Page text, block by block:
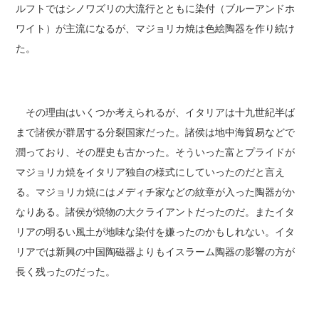
ルフトではシノワズリの大流行とともに染付（ブルーアンドホ
ワイト）が主流になるが、マジョリカ焼は色絵陶器を作り続け
た。
その理由はいくつか考えられるが、イタリアは十九世紀半ば
まで諸侯が群居する分裂国家だった。諸侯は地中海貿易などで
潤っており、その歴史も古かった。そういった富とプライドが
マジョリカ焼をイタリア独自の様式にしていったのだと言え
る。マジョリカ焼にはメディチ家などの紋章が入った陶器がか
なりある。諸侯が焼物の大クライアントだったのだ。またイタ
リアの明るい風土が地味な染付を嫌ったのかもしれない。イタ
リアでは新興の中国陶磁器よりもイスラーム陶器の影響の方が
長く残ったのだった。